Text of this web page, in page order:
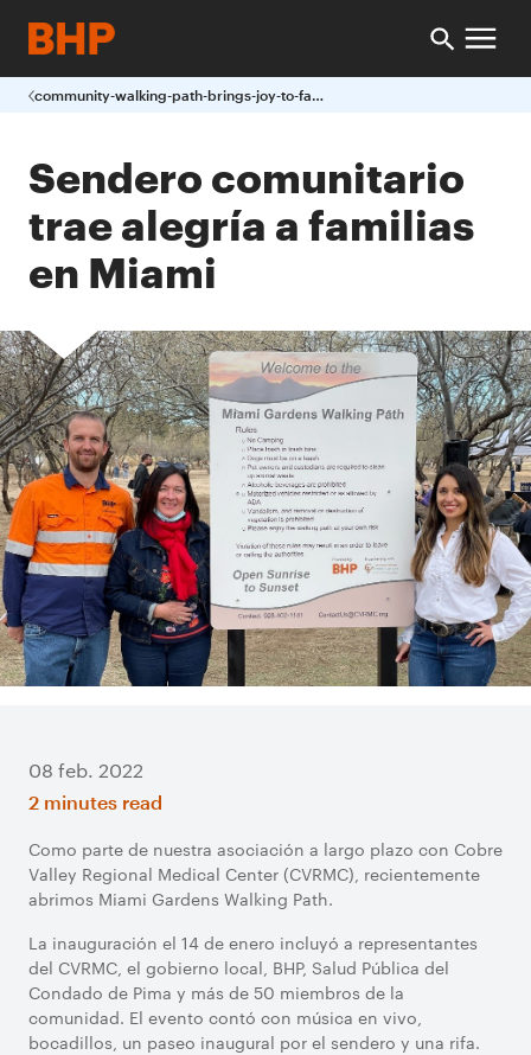
community-walking-path-brings-joy-to-families-in-miami
Sendero comunitario
trae alegría a familias
en Miami
08 feb. 2022
2 minutes read
Como parte de nuestra asociación a largo plazo con Cobre
Valley Regional Medical Center (CVRMC), recientemente
abrimos Miami Gardens Walking Path.
La inauguración el 14 de enero incluyó a representantes
del CVRMC, el gobierno local, BHP, Salud Pública del
Condado de Pima y más de 50 miembros de la
comunidad. El evento contó con música en vivo,
bocadillos, un paseo inaugural por el sendero y una rifa.